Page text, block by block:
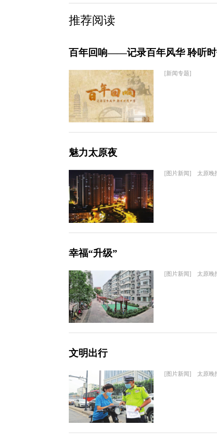
推荐阅读
百年回响——记录百年风华 聆听
[新闻专题]
魅力太原夜
[图片新闻] 太原晚
幸福“升级”
[图片新闻] 太原晚
文明出行
[图片新闻] 太原晚